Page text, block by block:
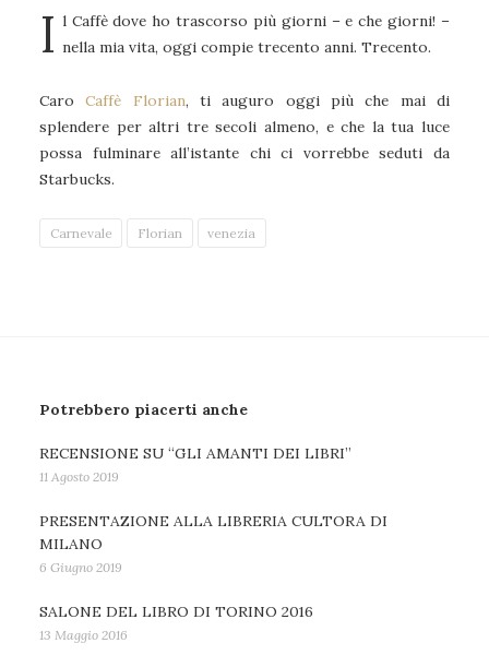
I l Caffè dove ho trascorso più giorni – e che giorni! –
nella mia vita, oggi compie trecento anni. Trecento.
CaroCaffè Florian, ti auguro oggi più che mai di
splendere per altri tre secoli almeno, e che la tua luce
possa fulminare all’istante chi ci vorrebbe seduti da
Starbucks.
Carnevale Florian venezia
Potrebbero piacerti anche
RECENSIONE SU “GLI AMANTI DEI LIBRI”
11 Agosto 2019
PRESENTAZIONE ALLA LIBRERIA CULTORA DI
MILANO
6 Giugno 2019
SALONE DEL LIBRO DI TORINO 2016
13 Maggio 2016